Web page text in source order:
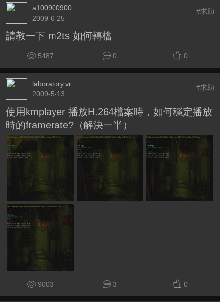
a100900900
2009-6-25
#求助
請教一下 m2ts 如何轉檔
5487 0 0
laboratory.vr
2009-5-13
#求助
使用kmplayer 播放H.264檔案時，如何穩定播放
時的framerate?（解決一半）
9003 3 0